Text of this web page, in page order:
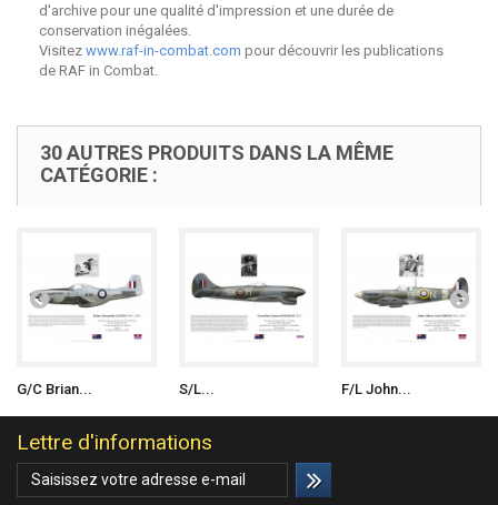
d'archive pour une qualité d'impression et une durée de
conservation inégalées.
Visitez www.raf-in-combat.com pour découvrir les publications
de RAF in Combat.
30 AUTRES PRODUITS DANS LA MÊME
CATÉGORIE :
G/C Brian... S/L... F/L John...
Lettre d'informations